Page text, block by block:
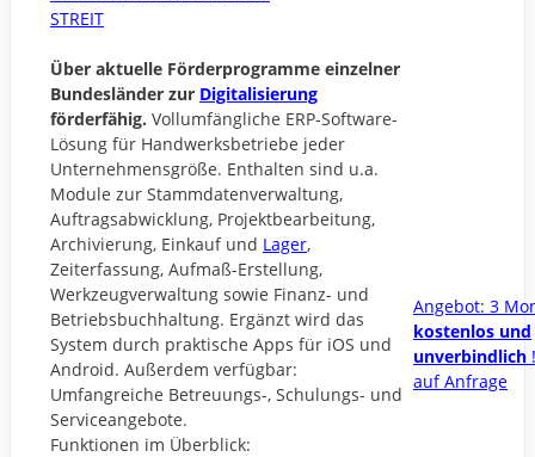
STREIT
Über aktuelle Förderprogramme einzelner
Bundesländer zur Digitalisierung
förderfähig. Vollumfängliche ERP-Software-
Lösung für Handwerksbetriebe jeder
Unternehmensgröße. Enthalten sind u.a.
Module zur Stammdatenverwaltung,
Auftragsabwicklung, Projektbearbeitung,
Archivierung, Einkauf und Lager,
Zeiterfassung, Aufmaß-Erstellung,
Werkzeugverwaltung sowie Finanz- und
Betriebsbuchhaltung. Ergänzt wird das
System durch praktische Apps für iOS und
Android. Außerdem verfügbar:
Umfangreiche Betreuungs-, Schulungs- und
Serviceangebote.
Funktionen im Überblick:
Angebot: 3
kostenlos und
unverbindlich
auf Anfrage